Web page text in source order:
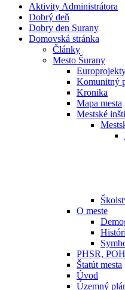
Aktivity Administrátora
Dobrý deň
Dobry den Surany
Domovská stránka
Články
Mesto Šurany
Komunitný
Kronika
Mapa mesta
Mestské
O meste
PHSR, POH
Štatút mesta
Úvod
Územný